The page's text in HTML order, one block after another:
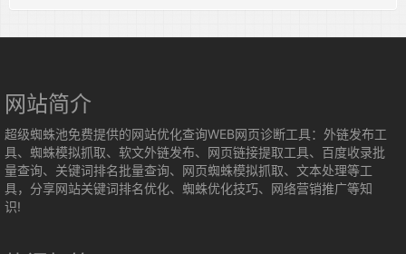
网站简介
超级蜘蛛池免费提供的网站优化查询WEB网页诊断工具：外链发布工
具、蜘蛛模拟抓取、软文外链发布、网页链接提取工具、百度收录批
量查询、关键词排名批量查询、网页蜘蛛模拟抓取、文本处理等工
具，分享网站关键词排名优化、蜘蛛优化技巧、网络营销推广等知
识!